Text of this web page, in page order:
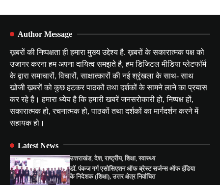
Author Message
ख़बरों की निष्पक्षता ही हमारा मुख्य उद्देश्य है. ख़बरों के सकारात्मक पक्ष को
उजागर करना हम अपना दायित्व समझते है, हम डिजिटल मीडिया प्लेटफॉर्म
के द्वारा समाचारों, विचारों, साक्षात्कारों की नई श्रृंखला के साथ- साथ
खोजी ख़बरों को कुछ हटकर पाठकों तथा दर्शकों के सामने लाने का प्रयास
कर रहे है। हमारा ध्येय है कि हमारी खबरें जनसरोकारी हो, निष्पक्ष हों,
सकारात्मक हो, रचनात्मक हो, पाठकों तथा दर्शकों का मार्गदर्शन करने में
सहायक हो।
Latest News
उत्तराखंड,देश,राष्ट्रीय,शिक्षा,स्वास्थ्य
डॉ. पंकज गर्ग एसोसिएशन ऑफ ब्रेस्ट सर्जन्स ऑफ इंडिया
के निदेशक (शिक्षा), उत्तर क्षेत्र निर्वाचित